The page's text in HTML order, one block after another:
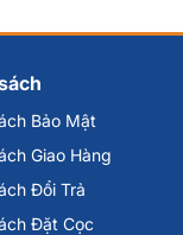
Bảo Mật
Giao Hàng
Đổi Trả
Đặt Cọc